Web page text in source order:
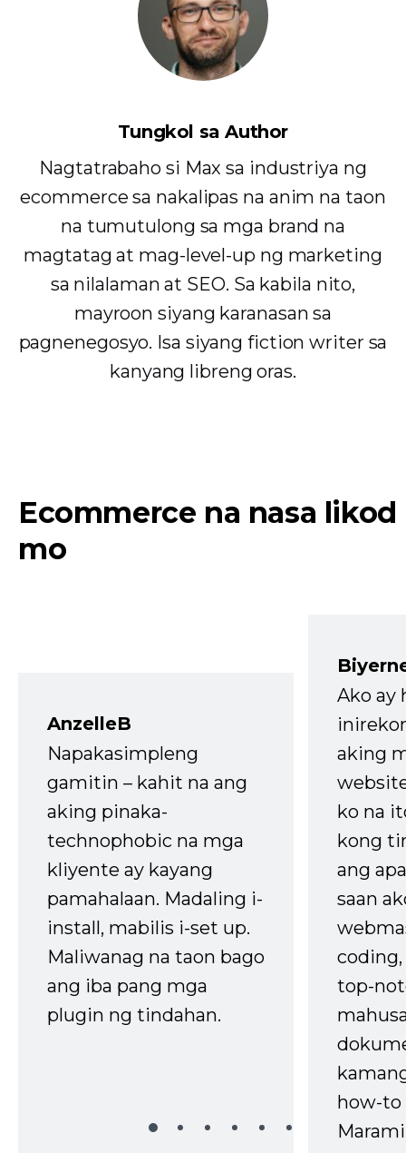
Tungkol sa Author
Nagtatrabaho si Max sa industriya ng
ecommerce sa nakalipas na anim na taon
na tumutulong sa mga brand na
magtatag at mag-level-up ng marketing
sa nilalaman at SEO. Sa kabila nito,
mayroon siyang karanasan sa
pagnenegosyo. Isa siyang fiction writer sa
kanyang libreng oras.
Ecommerce na nasa likod
mo
AnzelleB
Napakasimpleng
gamitin – kahit na ang
aking pinaka-
technophobic na mga
kliyente ay kayang
pamahalaan. Madaling i-
install, mabilis i-set up.
Maliwanag na taon bago
ang iba pang mga
plugin ng tindahan.
Ako ay
aking
ko na
kong
ang
saan
top-
how-to